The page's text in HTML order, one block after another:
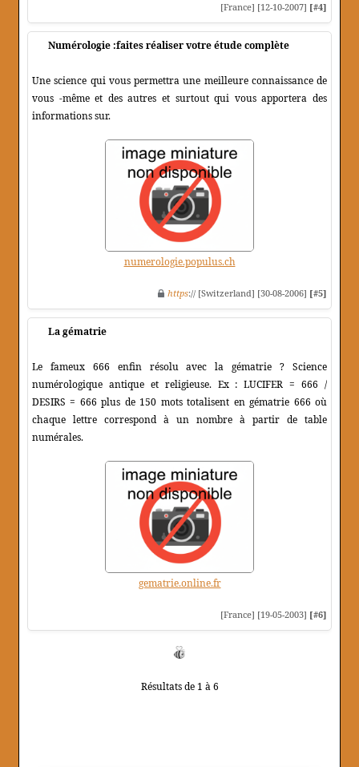
[France] [12-10-2007] [#4]
Numérologie :faites réaliser votre étude complète
Une science qui vous permettra une meilleure connaissance de
vous -même et des autres et surtout qui vous apportera des
informations sur.
numerologie.populus.ch
https:// [Switzerland] [30-08-2006] [#5]
La gématrie
Le fameux 666 enfin résolu avec la gématrie ? Science
numérologique antique et religieuse. Ex : LUCIFER = 666 /
DESIRS = 666 plus de 150 mots totalisent en gématrie 666 où
chaque lettre correspond à un nombre à partir de table
numérales.
gematrie.online.fr
[France] [19-05-2003] [#6]
Résultats de 1 à 6